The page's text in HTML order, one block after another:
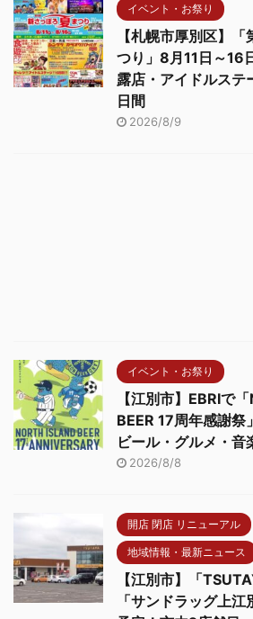
イベント・お祭り
【札幌市厚別区】
つり」8月11日～16
露店・アイドルステ
日間
2026/8/9
イベント・お祭り
【江別市】EBRIで
BEER 17周年感謝
ビール・グルメ・音
2026/8/8
開店 閉店 リニューアル
地域情報・最新ニュース
【江別市】「
「サンドラッグ上